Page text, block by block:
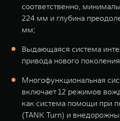
соответственно,
224 мм и глубина
мм;
Выдающаяся система
привода нового
Многофункциональная
включает 12 режимов
как система помощи при
(TANK Turn) и